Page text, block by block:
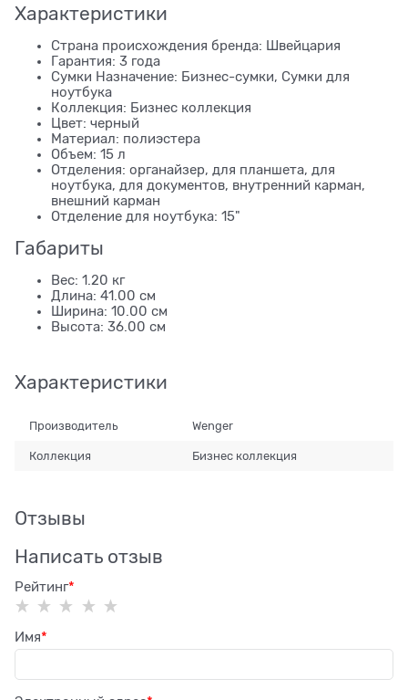
Характеристики
Страна происхождения бренда: Швейцария
Гарантия: 3 года
Сумки Назначение: Бизнес-сумки, Сумки для
ноутбука
Коллекция: Бизнес коллекция
Цвет: черный
Материал: полиэстера
Объем: 15 л
Отделения: органайзер, для планшета, для
ноутбука, для документов, внутренний карман,
внешний карман
Отделение для ноутбука: 15"
Габариты
Вес: 1.20 кг
Длина: 41.00 см
Ширина: 10.00 см
Высота: 36.00 см
Характеристики
Производитель Wenger
Коллекция Бизнес коллекция
Отзывы
Написать отзыв
Рейтинг
Имя